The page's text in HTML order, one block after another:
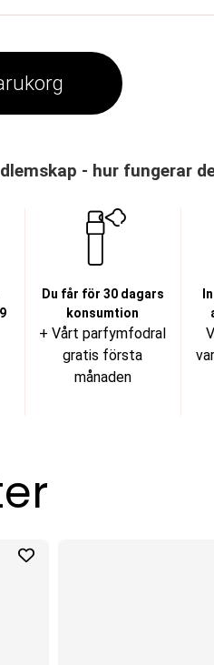
- hur fungerar
Du får för 30 dagars
konsumtion
+ Vårt parfymfodral
gratis första
månaden